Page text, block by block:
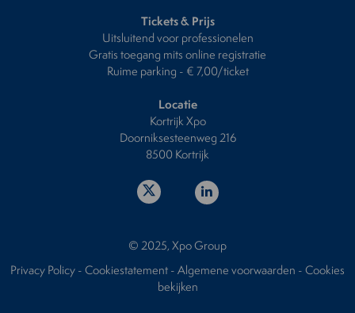
Tickets & Prijs
Uitsluitend voor professionelen
Gratis toegang mits online registratie
Ruime parking - € 7,00/ticket
Locatie
Kortrijk Xpo
Doorniksesteenweg 216
8500 Kortrijk
© 2025, Xpo Group
Privacy Policy-Cookiestatement-Algemene voorwaarden -Cookies
bekijken